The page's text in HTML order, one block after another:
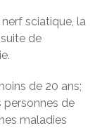
sciatique, la
de
de 20 ans;
personnes de
maladies